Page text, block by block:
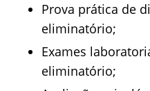
Prova prática de
eliminatório;
Exames
eliminatório;